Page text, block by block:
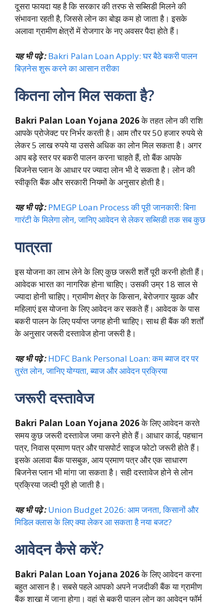
दूसरा फायदा यह है कि सरकार की तरफ से सब्सिडी मिलने की
संभावना रहती है, जिससे लोन का बोझ कम हो जाता है। इसके
अलावा ग्रामीण क्षेत्रों में रोजगार के नए अवसर पैदा होते हैं।
यह भी पढ़े : Bakri Palan Loan Apply: घर बैठे बकरी पालन
बिज़नेस शुरू करने का आसान तरीका
कितना लोन मिल सकता है?
Bakri Palan Loan Yojana 2026के तहत लोन की राशि
आपके प्रोजेक्ट पर निर्भर करती है। आम तौर पर 50 हजार रुपये से
लेकर 5 लाख रुपये या उससे अधिक का लोन मिल सकता है। अगर
आप बड़े स्तर पर बकरी पालन करना चाहते हैं, तो बैंक आपके
बिजनेस प्लान के आधार पर ज्यादा लोन भी दे सकता है। लोन की
स्वीकृति बैंक और सरकारी नियमों के अनुसार होती है।
यह भी पढ़े : PMEGP Loan Process की पूरी जानकारी: बिना
गारंटी के मिलेगा लोन, जानिए आवेदन से लेकर सब्सिडी तक सब कुछ
पात्रता
इस योजना का लाभ लेने के लिए कुछ जरूरी शर्तें पूरी करनी होती हैं।
आवेदक भारत का नागरिक होना चाहिए। उसकी उम्र 18 साल से
ज्यादा होनी चाहिए। ग्रामीण क्षेत्र के किसान, बेरोजगार युवक और
महिलाएं इस योजना के लिए आवेदन कर सकते हैं। आवेदक के पास
बकरी पालन के लिए पर्याप्त जगह होनी चाहिए। साथ ही बैंक की शर्तों
के अनुसार जरूरी दस्तावेज होना जरूरी है।
यह भी पढ़े : HDFC Bank Personal Loan: कम ब्याज दर पर
तुरंत लोन, जानिए योग्यता, ब्याज और आवेदन प्रक्रिया
जरूरी दस्तावेज
Bakri Palan Loan Yojana 2026के लिए आवेदन करते
समय कुछ जरूरी दस्तावेज जमा करने होते हैं। आधार कार्ड, पहचान
पत्र, निवास प्रमाण पत्र और पासपोर्ट साइज फोटो जरूरी होते हैं।
इसके अलावा बैंक पासबुक, आय प्रमाण पत्र और एक साधारण
बिजनेस प्लान भी मांगा जा सकता है। सही दस्तावेज होने से लोन
प्रक्रिया जल्दी पूरी हो जाती है।
यह भी पढ़े :Union Budget 2026: आम जनता, किसानों और
मिडिल क्लास के लिए क्या लेकर आ सकता है नया बजट?
आवेदन कैसे करें?
Bakri Palan Loan Yojana 2026के लिए आवेदन करना
बहुत आसान है। सबसे पहले आपको अपने नजदीकी बैंक या ग्रामीण
बैंक शाखा में जाना होगा। वहां से बकरी पालन लोन का आवेदन फॉर्म